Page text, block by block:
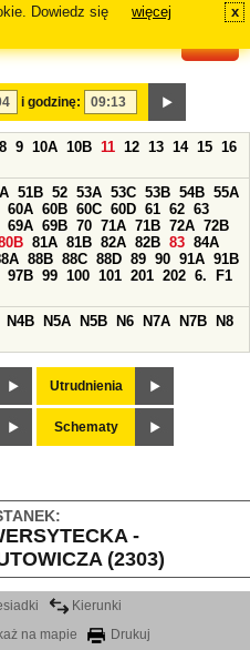
Dowiedz się
więcej x
i godzinę:
8 9 10A 10B 11 12 13 14 15 16
51B 52 53A 53C 53B 54B 55A
60A 60B 60C 60D 61 62 63
69A 69B 70 71A 71B 72A 72B
81A 81B 82A 82B 83 84A
88B 88C 88D 89 90 91A 91B
97B 99 100 101 201 202 6.
F1
N4B N5A N5B N6 N7A N7B
N8
Utrudnienia
Schematy
-
(2303)
Kierunki
na mapie
Drukuj